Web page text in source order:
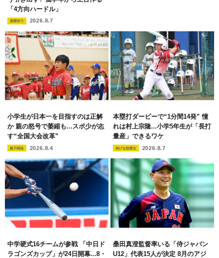
「4方向ハードル」
基礎体力 2026.8.7
小学生が日本一を目指すのは正解
か 親の怒号で萎縮も...スポ少が志
す“全国大会改革”
親子関係 2026.8.4
本塁打ダービーで“1分間14発” 憧
れは村上宗隆...小学5年生が「長打
量産」できるワケ
伸びる指導法 2026.8.7
中学硬式16チームが参戦 「中日ド
ラゴンズカップ」が24日開幕...8・
桑田真澄監督率いる「侍ジャパン
U12」代表15人が決定 8月のアジ